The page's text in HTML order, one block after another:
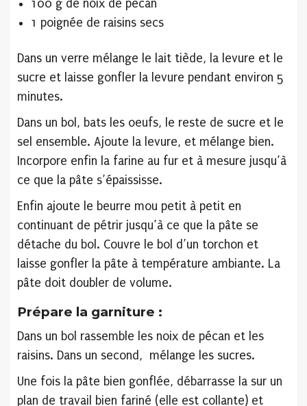
100 g de noix de pécan
1 poignée de raisins secs
Dans un verre mélange le lait tiède, la levure et le
sucre et laisse gonfler la levure pendant environ 5
minutes.
Dans un bol, bats les oeufs, le reste de sucre et le
sel ensemble. Ajoute la levure, et mélange bien.
Incorpore enfin la farine au fur et à mesure jusqu’à
ce que la pâte s’épaississe.
Enfin ajoute le beurre mou petit à petit en
continuant de pétrir jusqu’à ce que la pâte se
détache du bol. Couvre le bol d’un torchon et
laisse gonfler la pâte à température ambiante. La
pâte doit doubler de volume.
Prépare la garniture :
Dans un bol rassemble les noix de pécan et les
raisins. Dans un second, mélange les sucres.
Une fois la pâte bien gonflée, débarrasse la sur un
plan de travail bien fariné (elle est collante) et